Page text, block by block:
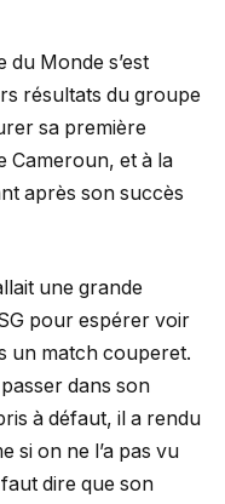
du Monde s’est
résultats du groupe
sa première
Cameroun, et à la
après son succès
une grande
pour espérer voir
un match couperet.
dans son
à défaut, il a rendu
si on ne l’a pas vu
dire que son